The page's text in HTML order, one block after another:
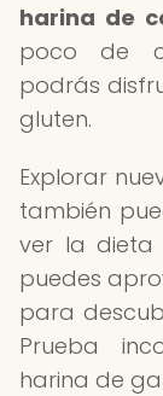
harina de
poco de
podrás
gluten.
Explorar
también
ver la dieta
puedes
para
Prueba
harina de